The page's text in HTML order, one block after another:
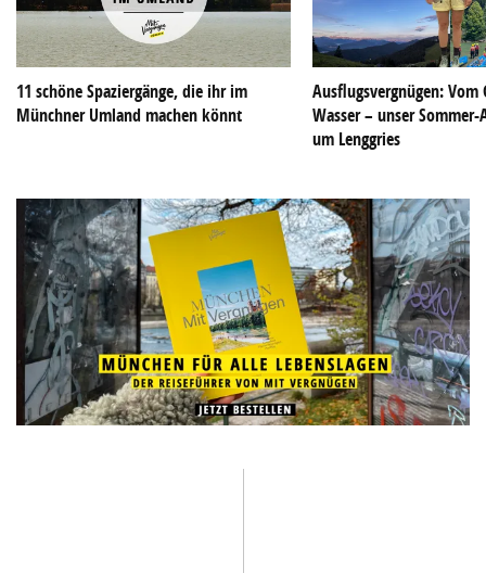
11 schöne Spaziergänge, die ihr im
Münchner Umland machen könnt
Ausflugsvergnügen:
Wasser – unser
um Lenggries